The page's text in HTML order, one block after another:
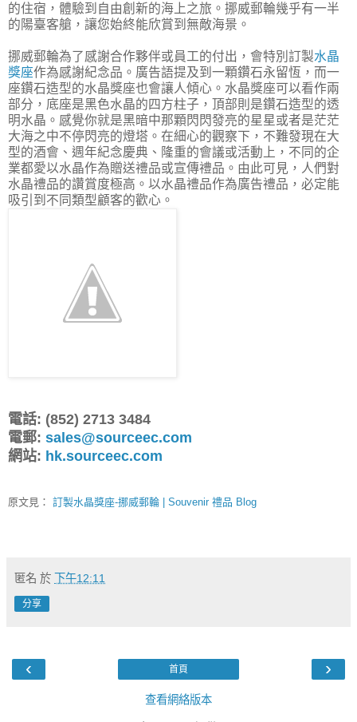
的住宿，體驗到自由創新的海上之旅。挪威郵輪幾乎有一半
的陽臺客艙，讓您始終能欣賞到無敵海景。 ​
挪威郵輪為了感謝合作夥伴或員工的付出，會特別訂製水晶
獎座作為感謝紀念品。廣告語提及到一顆鑽石永留恆，而一
座鑽石造型的水晶獎座也會讓人傾心。水晶獎座可以看作兩
部分，底座是黑色水晶的四方柱子，頂部則是鑽石造型的透
明水晶。感覺你就是黑暗中那顆閃閃發亮的星星或者是茫茫
大海之中不停閃亮的燈塔。在細心的觀察下，不難發現在大
型的酒會、週年紀念慶典、隆重的會議或活動上，不同的企
業都愛以水晶作為贈送禮品或宣傳禮品。由此可見，人們對
水晶禮品的讚賞度極高。以水晶禮品作為廣告禮品，必定能
吸引到不同類型顧客的歡心。
電話: (852) 2713 3484
電郵: sales@sourceec.com
網站: hk.sourceec.com
原文見： 訂製水晶獎座-挪威郵輪 | Souvenir 禮品 Blog
匿名 於 下午12:11
分享
‹ ›
首頁
查看網絡版本